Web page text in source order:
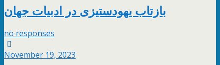
بازتاب یهودستیزی در ادبیات جهان
no responses
November 19, 2023